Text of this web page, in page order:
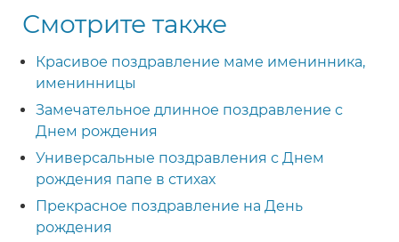
Смотрите также
Красивое поздравление маме именинника,
именинницы
Замечательное длинное поздравление с
Днем рождения
Универсальные поздравления с Днем
рождения папе в стихах
Прекрасное поздравление на День
рождения